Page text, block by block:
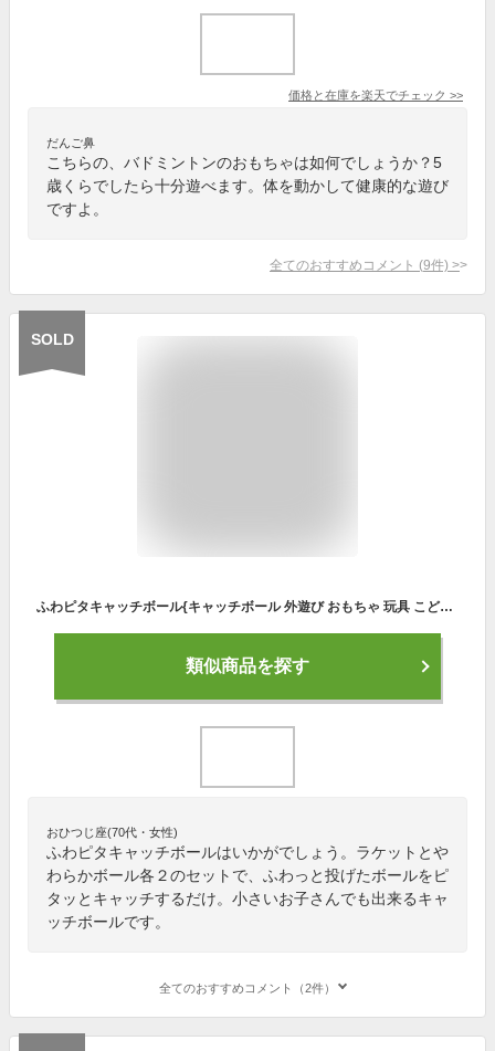
価格と在庫を楽天でチェック >>
だんご鼻
こちらの、バドミントンのおもちゃは如何でしょうか？5
歳くらでしたら十分遊べます。体を動かして健康的な遊び
ですよ。
全てのおすすめコメント (9件) >
SOLD
ふわピタキャッチボール{キャッチボール 外遊び おもちゃ 玩具 こども キッズ 子供 幼児 ボール 公園 アウトドア 販促 子ども会 施設}[子供会 保育園 幼稚園 景品 イベント お祭り プレゼント 人気]【色柄指定不可】
類似商品を探す
おひつじ座(70代・女性)
ふわピタキャッチボールはいかがでしょう。ラケットとや
わらかボール各２のセットで、ふわっと投げたボールをピ
タッとキャッチするだけ。小さいお子さんでも出来るキャ
ッチボールです。
全てのおすすめコメント（2件）